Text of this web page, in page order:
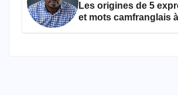
Les origines de 5
et mots camfranglais à